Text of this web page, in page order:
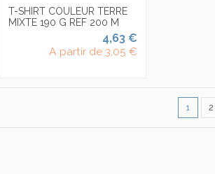
T-SHIRT COULEUR TERRE
MIXTE 190 G REF 200 M
4,63 €
A partir de 3,05 €
1 2